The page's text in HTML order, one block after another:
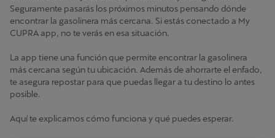
Seguramente pasarás los próximos minutos pensando dónde
encontrar la gasolinera más cercana. Si estás conectado a My
CUPRA app, no te verás en esa situación.
La app tiene una función que permite encontrar la gasolinera
más cercana según tu ubicación. Además de ahorrarte el enfado,
te asegura repostar para que puedas llegar a tu destino lo antes
posible.
Aquí te explicamos cómo funciona y qué puedes esperar.